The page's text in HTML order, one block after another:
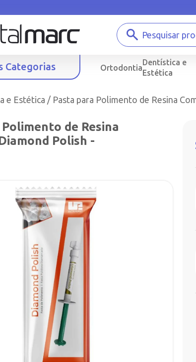
Categorias Ortodontia
Dentística e
Estética
e Estética / Pasta para Polimento de Resina
de Resina
Polish -